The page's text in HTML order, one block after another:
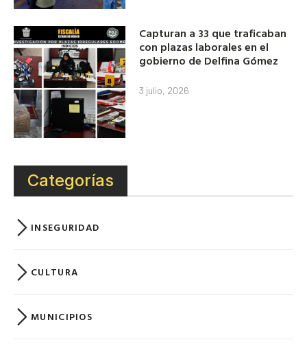
Capturan a 33 que traficaban
con plazas laborales en el
gobierno de Delfina Gómez
3 julio, 2026
Categorías
INSEGURIDAD
CULTURA
MUNICIPIOS